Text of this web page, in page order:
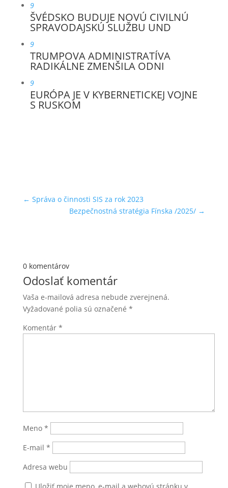
9
ŠVÉDSKO BUDUJE NOVÚ CIVILNÚ
SPRAVODAJSKÚ SLUŽBU UND
9
TRUMPOVA ADMINISTRATÍVA
RADIKÁLNE ZMENŠILA ODNI
9
EURÓPA JE V KYBERNETICKEJ VOJNE
S RUSKOM
← Správa o činnosti SIS za rok 2023
Bezpečnostná stratégia Fínska /2025/ →
0 komentárov
Odoslať komentár
Vaša e-mailová adresa nebude zverejnená.
Vyžadované polia sú označené *
Komentár *
Meno *
E-mail *
Adresa webu